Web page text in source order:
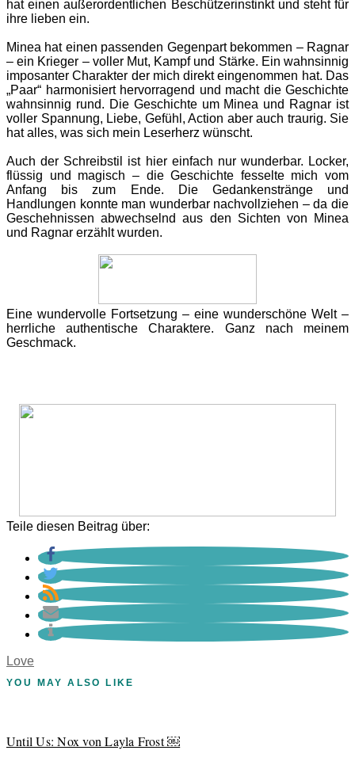
hat einen außerordentlichen Beschützerinstinkt und steht für
ihre lieben ein.
Minea hat einen passenden Gegenpart bekommen – Ragnar
– ein Krieger – voller Mut, Kampf und Stärke. Ein wahnsinnig
imposanter Charakter der mich direkt eingenommen hat. Das
„Paar“ harmonisiert hervorragend und macht die Geschichte
wahnsinnig rund. Die Geschichte um Minea und Ragnar ist
voller Spannung, Liebe, Gefühl, Action aber auch traurig. Sie
hat alles, was sich mein Leserherz wünscht.
Auch der Schreibstil ist hier einfach nur wunderbar. Locker,
flüssig und magisch – die Geschichte fesselte mich vom
Anfang bis zum Ende. Die Gedankenstränge und
Handlungen konnte man wunderbar nachvollziehen – da die
Geschehnissen abwechselnd aus den Sichten von Minea
und Ragnar erzählt wurden.
Eine wundervolle Fortsetzung – eine wunderschöne Welt –
herrliche authentische Charaktere. Ganz nach meinem
Geschmack.
Teile diesen Beitrag über:
Love
YOU MAY ALSO LIKE
Until Us: Nox von Layla Frost ￼